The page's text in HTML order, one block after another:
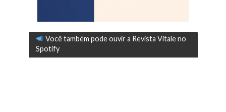
Você também pode ouvir a Revista Vitale no
Spotify